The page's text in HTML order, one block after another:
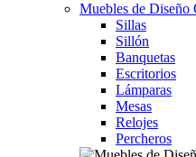
Muebles de Diseño
Sillas
Sillón
Banquetas
Escritorios
Lámparas
Mesas
Relojes
Percheros